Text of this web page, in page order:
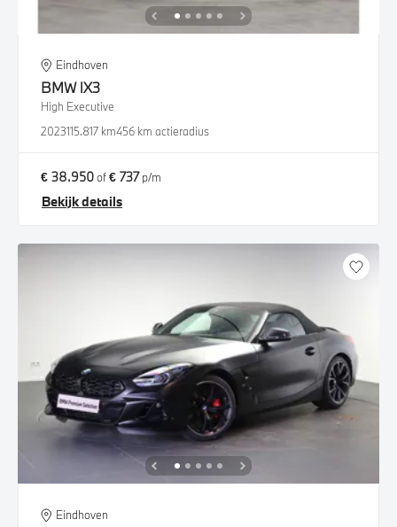
Eindhoven
BMW iX3
High Executive
2023115.817 km456 km actieradius
€ 38.950of€ 737p/m
Bekijk details
Eindhoven